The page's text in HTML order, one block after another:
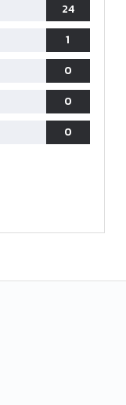
24
1
0
0
0